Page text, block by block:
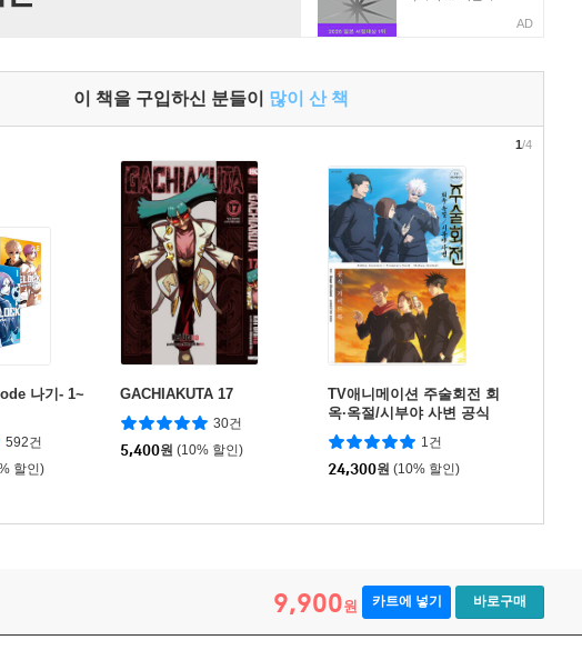
AD
이 책을 구입하신 분들이 많이 산 책
나기- 1~
592건
할인)
GACHIAKUTA 17
30건
5,400원 (10% 할인)
TV애니메이션 주술회전 회
옥·옥절/시부야 사변 공식
가이드북
1건
24,300원 (10% 할인)
1/4
9,900원 카트에 넣기 바로구매